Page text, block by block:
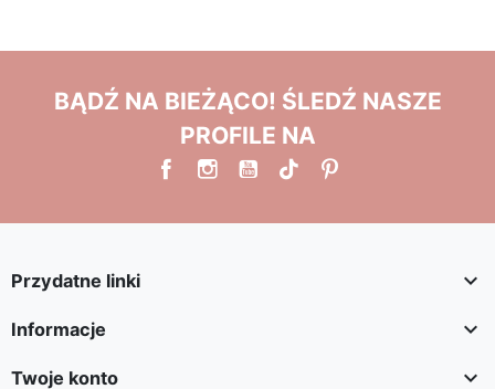
BĄDŹ NA BIEŻĄCO! ŚLEDŹ NASZE
PROFILE NA
Przydatne linki 
Informacje 
Twoje konto 